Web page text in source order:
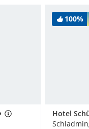
100%
Hotel